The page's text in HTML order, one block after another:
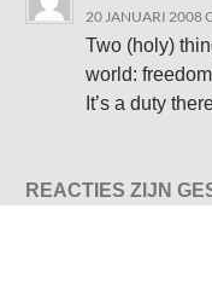
20 JANUARI 2008
Two (holy)
world:
It’s a duty
REACTIES ZIJN